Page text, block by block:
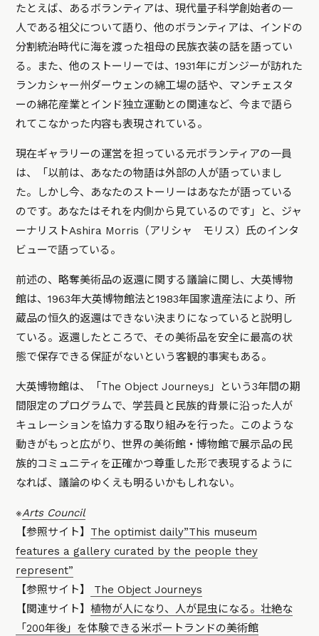
たとえば、あるボランティアは、現代量子科学創始者の一
人である祖父について語り、他のボランティアは、インドの
分割統治時代に海を渡った祖母の民族衣装の話を語ってい
る。また、他のストーリーでは、1931年にガンジーが訪れた
ランカシャー州ダーウェンの綿工場の話や、マンチェスタ
ーの綿花産業とインド独立運動との関連など、今まで語ら
れてこなかった内容も表現されている。
現在ギャラリーの運営を担っている元ボランティアの一員
は、
「以前は、あなたの物語は外部の人が語っていまし
た。しかし今、あなたのストーリーはあなたが語っている
のです。あなたはそれを内側から見ているのです」
と、ジャ
ーナリストAshira Morris（アリシャ モリス）氏のインタ
ビューで語っている。
前述の、略奪美術品の返還に関する議論に関し、大英博物
館は、1963年大英博物館法と1983年国家遺産法により、所
蔵品の恒久的返還はできない決まりになっていると説明し
ている。返還したところで、その美術品を安全に最高の状
態で保存できる保証がないという客観的事実もある。
大英博物館は、「The Object Journeys」という3年間の期
間限定のプログラムで、学芸員と民族的背景に沿った人が
キュレーションを協力する取り組みを行った。このような
動きがもっと広がり、世界の美術館・博物館で展示品の民
族的コミュニティを正確かつ尊重した形で表現するように
なれば、議論のゆくえも明るいかもしれない。
※Arts Council
【参照サイト】 The optimist daily”This museum
features a gallery curated by the people they
represent”
【参照サイト】
The Object Journeys
【関連サイト】植物が人になり、人が昆虫になる。壮絶な
「200年後」を体験できる米ポートランドの美術館